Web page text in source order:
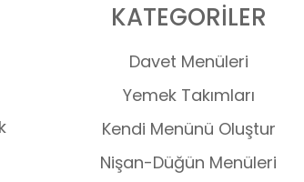
KATEGORİLER
Davet Menüleri
Yemek Takımları
Kendi Menünü Oluştur
Nişan-Düğün Menüleri